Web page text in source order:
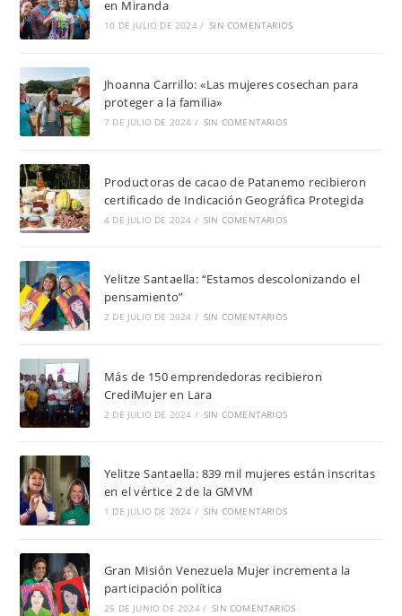
en Miranda
10 DE JULIO DE 2024 / SIN COMENTARIOS
Jhoanna Carrillo: «Las mujeres cosechan para
proteger a la familia»
7 DE JULIO DE 2024 / SIN COMENTARIOS
Productoras de cacao de Patanemo recibieron
certificado de Indicación Geográfica Protegida
4 DE JULIO DE 2024 / SIN COMENTARIOS
Yelitze Santaella: “Estamos descolonizando el
pensamiento”
2 DE JULIO DE 2024 / SIN COMENTARIOS
Más de 150 emprendedoras recibieron
CrediMujer en Lara
2 DE JULIO DE 2024 / SIN COMENTARIOS
Yelitze Santaella: 839 mil mujeres están inscritas
en el vértice 2 de la GMVM
1 DE JULIO DE 2024 / SIN COMENTARIOS
Gran Misión Venezuela Mujer incrementa la
participación política
25 DE JUNIO DE 2024 / SIN COMENTARIOS